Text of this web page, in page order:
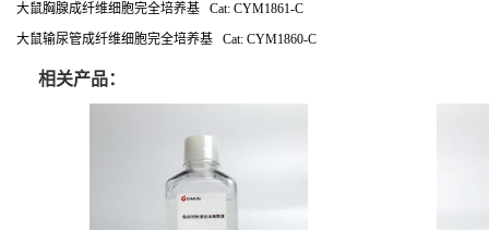
大鼠胸腺成纤维细胞完全培养基 Cat: CYM1861-C
大鼠输尿管成纤维细胞完全培养基 Cat: CYM1860-C
相关产品：